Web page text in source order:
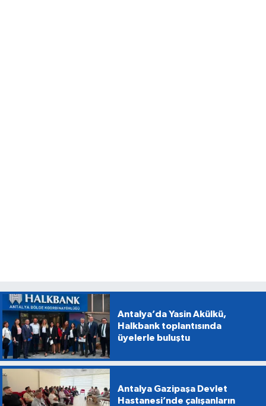
Antalya’da Yasin Akülkü,
Halkbank toplantısında
üyelerle buluştu
Antalya Gazipaşa Devlet
Hastanesi’nde çalışanların